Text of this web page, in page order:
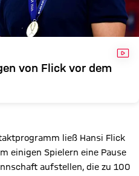
von Flick vor dem
ließ Hansi Flick
einigen Spielern eine Pause
aufstellen, die zu 100